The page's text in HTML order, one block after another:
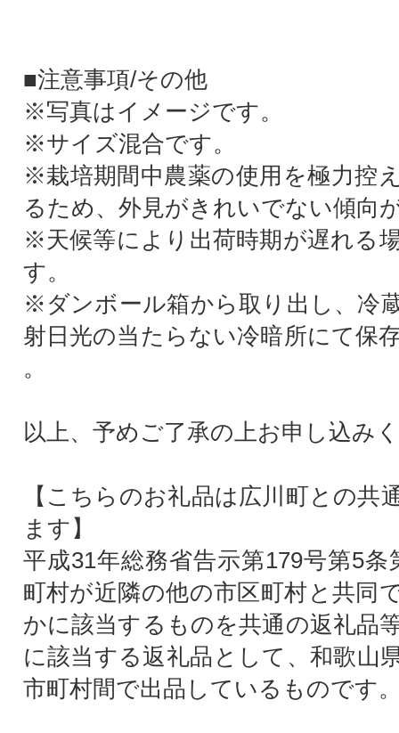
■注意事項/その他
※写真はイメージです。
※サイズ混合です。
※栽培期間中農薬の使用を極力控
るため、外見がきれいでない傾向
※天候等により出荷時期が遅れる
す。
※ダンボール箱から取り出し、冷
射日光の当たらない冷暗所にて保
。
以上、予めご了承の上お申し込み
【こちらのお礼品は広川町との共
ます】
平成31年総務省告示第179号第5条
町村が近隣の他の市区町村と共同
かに該当するものを共通の返礼品
に該当する返礼品として、和歌山
市町村間で出品しているものです